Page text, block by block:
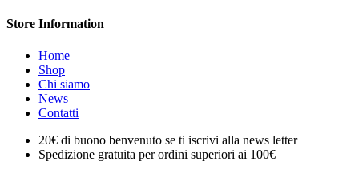
Store Information
Home
Shop
Chi siamo
News
Contatti
20€ di buono benvenuto se ti iscrivi alla news letter
Spedizione gratuita per ordini superiori ai 100€